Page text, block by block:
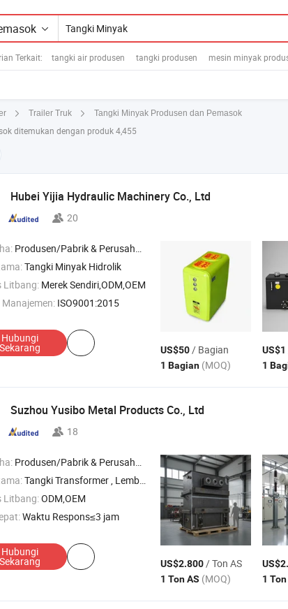
Terkait: tangki air produsen tangki produsen mesin minyak
Trailer Truk Tangki Minyak Produsen dan Pemasok
ditemukan dengan produk 4,455
Hubei Yijia Hydraulic Machinery Co., Ltd
20
Produsen/Pabrik & Perusahaan Dagang
Tangki Minyak Hidrolik
Litbang: Merek Sendiri,ODM,OEM
ISO9001:2015
Hubungi
Sekarang US$50/ Bagian
1 Bagian (MOQ)
US$1
1
Suzhou Yusibo Metal Products Co., Ltd
18
Produsen/Pabrik & Perusahaan Dagang
Tangki Transformer , Lembaran Logam Medis , Pemesinan Presisi CNC , Pemesinan Logam , Bagian Presisi
Litbang:ODM,OEM
Waktu Respons≤3 jam
Hubungi
Sekarang US$2.800/ Ton AS
1 Ton AS (MOQ) 1 Ton